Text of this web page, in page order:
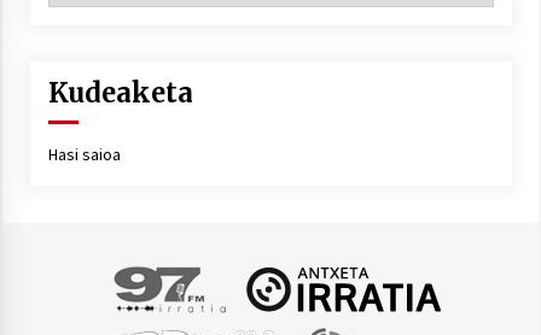
Kudeaketa
Hasi saioa